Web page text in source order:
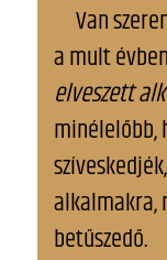
Van
a mult
elveszett
minélelőbb,
alkalmakra,
betűszedő.